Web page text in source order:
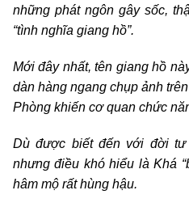
những phát ngôn gây sốc,
“tình nghĩa giang hồ”.
Mới đây nhất, tên giang hồ
dàn hàng ngang chụp ảnh
Phòng khiến cơ quan chức
Dù được biết đến với đời
nhưng điều khó hiểu là Khá
hâm mộ rất hùng hậu.